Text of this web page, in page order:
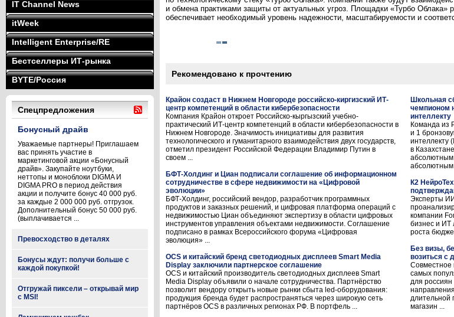
IT Channel News
itWeek
Intelligent Enterprise/RE
Бестселлеры ИТ-рынка
BYTE/Россия
Спецпредложения
Бонусный драйв
Уважаемые партнеры! Приглашаем
вас принять участие в
маркетинговой акции «Бонусный
драйв». Закупайте ноутбуки,
неттопы и моноблоки DIGMA И
DIGMA PRO в период действия
акции и получите бонус 40 000 руб.
за каждые 2 000 000 руб. отгрузок.
Дополнительный бонус 50 000 руб.
(выплачивается ...
Превосходство в деталях
Бонусы ждут: получи больше с
каждой покупкой!
Отгружай пиксели – открывай мир
с MSI!
и обмена практиками защиты от актуальных угроз. Площадки «Турбо Облака»
обеспечивает необходимый уровень надежности, масштабируемости и
Рекомендовано к прочтению
Крайон создаст в Нижнем Новгороде российско-киргизский ИТ-
центр компетенций в области кибербезопасности
Компания Крайон откроет Российско-кыргызский учебно-
практический ИТ-центр компетенций в области кибербезопасности в
Нижнем Новгороде. Значимость инициативы для развития
технологического и гуманитарного взаимодействия двух государств,
отметил президент Российской Федерации Владимир Путин в
своем ...
БФТ-Холдинг и Циан подписали соглашение об информационном
сотрудничестве в сфере недвижимости на «Цифровой
эволюции»
БФТ-Холдинг, российский вендор, разработчик программных
продуктов и заказных решений, и цифровая платформа операций с
недвижимостью Циан объединяют экспертизу в области цифровых
инструментов управления объектами недвижимости. Соглашение
подписано в рамках Всероссийского форума «Цифровая
эволюция» ...
OCS и китайский бренд светодиодных дисплеев Smart Media
Display заключили партнерское соглашение
OCS и китайский производитель светодиодных дисплеев Smart
Media Display объявили о начале сотрудничества. Партнёрство
позволит вендору открыть новые рынки сбыта led-оборудования:
продукция бренда будет распространяться через широкую сеть
партнёров OCS в различных регионах РФ. В портфель ...
Школьная
чемпионом
интеллекту
Команда из
и 1
интеллекту
в
абсолютным
абсолютным
К2
Эксперты
компании
бизнес и ИТ
роста
Без визы,
возиться с
Совместное
самых
для
длительной
магазин ...